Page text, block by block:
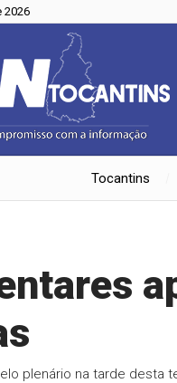
2026
Tocantins
plenário na tarde desta